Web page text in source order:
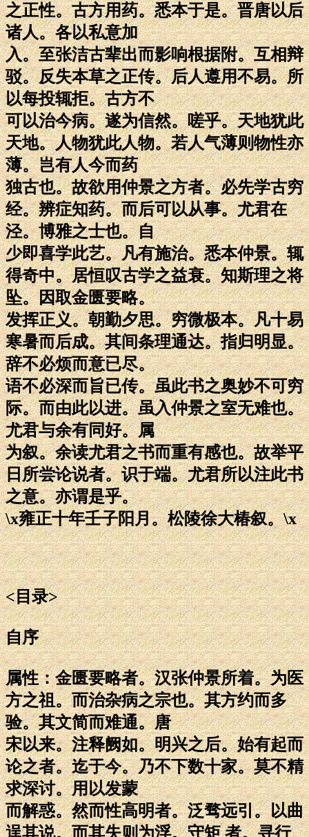
之正性。古方用药。悉本于是。晋唐以后
诸人。各以私意加
入。至张洁古辈出而影响根据附。互相辩
驳。反失本草之正传。后人遵用不易。所
以每投辄拒。古方不
可以治今病。遂为信然。嗟乎。天地犹此
天地。人物犹此人物。若人气薄则物性亦
薄。岂有人今而药
独古也。故欲用仲景之方者。必先学古穷
经。辨症知药。而后可以从事。尤君在
泾。博雅之士也。自
少即喜学此艺。凡有施治。悉本仲景。辄
得奇中。居恒叹古学之益衰。知斯理之将
坠。因取金匮要略。
发挥正义。朝勤夕思。穷微极本。凡十易
寒暑而后成。其间条理通达。指归明显。
辞不必烦而意已尽。
语不必深而旨已传。虽此书之奥妙不可穷
际。而由此以进。虽入仲景之室无难也。
尤君与余有同好。属
为叙。余读尤君之书而重有感也。故举平
日所尝论说者。识于端。尤君所以注此书
之意。亦谓是乎。
\x雍正十年壬子阳月。松陵徐大椿叙。\x
<目录>
自序
属性：金匮要略者。汉张仲景所着。为医
方之祖。而治杂病之宗也。其方约而多
验。其文简而难通。唐
宋以来。注释阙如。明兴之后。始有起而
论之者。迄于今。乃不下数十家。莫不精
求深讨。用以发蒙
而解惑。然而性高明者。泛骛远引。以曲
逞其说。而其失则为浮。守矩 者。寻行